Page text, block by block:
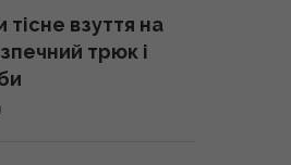
(фото)
2026
взуття на
трюк і